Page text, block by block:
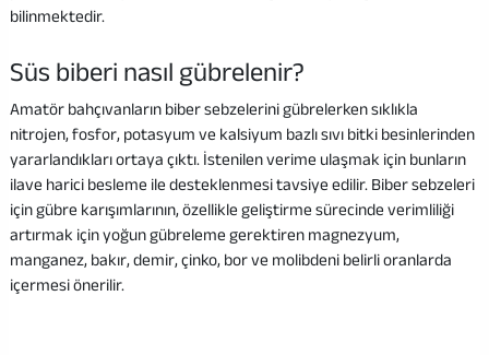
bilinmektedir.
Süs biberi nasıl gübrelenir?
Amatör bahçıvanların biber sebzelerini gübrelerken sıklıkla
nitrojen, fosfor, potasyum ve kalsiyum bazlı sıvı bitki besinlerinden
yararlandıkları ortaya çıktı. İstenilen verime ulaşmak için bunların
ilave harici besleme ile desteklenmesi tavsiye edilir. Biber sebzeleri
için gübre karışımlarının, özellikle geliştirme sürecinde verimliliği
artırmak için yoğun gübreleme gerektiren magnezyum,
manganez, bakır, demir, çinko, bor ve molibdeni belirli oranlarda
içermesi önerilir.